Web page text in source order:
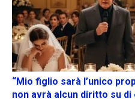
“Mio figlio sarà l’unico
non avrà alcun diritto su di